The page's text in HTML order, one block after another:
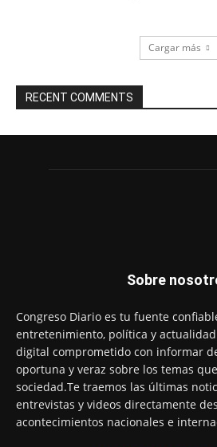
Cargar más
RECENT COMMENTS
Sobre
Congreso Diario es tu fuente
entretenimiento, política y
digital comprometido con informar
oportuna y veraz sobre los temas
sociedad.Te traemos las últimas
entrevistas y videos directamente
acontecimientos nacionales e